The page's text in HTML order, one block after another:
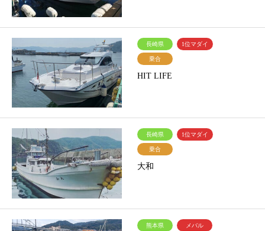
長崎県 1位マダイ
乗合
HIT LIFE
長崎県 1位マダイ
乗合
大和
熊本県 メバル